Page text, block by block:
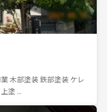
木部塗装 鉄部塗装 ケレ
塗 ...